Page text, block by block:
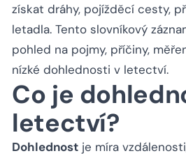
získat dráhy, pojížděcí cesty,
letadla. Tento slovníkový
pohled na pojmy, příčiny,
nízké dohlednosti v letectví.
Co je
letectví?
Dohlednost je míra